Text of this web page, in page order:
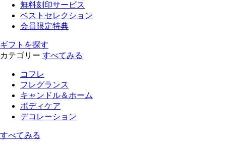
無料刻印サービス
ベストセレクション
会員限定特典
ギフトを探す
カテゴリー すべてみる
コフレ
フレグランス
キャンドル＆ホーム
ボディケア
デコレーション
すべてみる